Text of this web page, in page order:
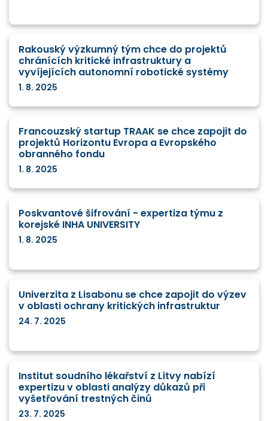
Rakouský výzkumný tým chce do projektů
chránících kritické infrastruktury a
vyvíjejících autonomní robotické systémy
1. 8. 2025
Francouzský startup TRAAK se chce zapojit do
projektů Horizontu Evropa a Evropského
obranného fondu
1. 8. 2025
Poskvantové šifrování - expertiza týmu z
korejské INHA UNIVERSITY
1. 8. 2025
Univerzita z Lisabonu se chce zapojit do výzev
v oblasti ochrany kritických infrastruktur
24. 7. 2025
Institut soudního lékařství z Litvy nabízí
expertizu v oblasti analýzy důkazů při
vyšetřování trestných činů
23. 7. 2025